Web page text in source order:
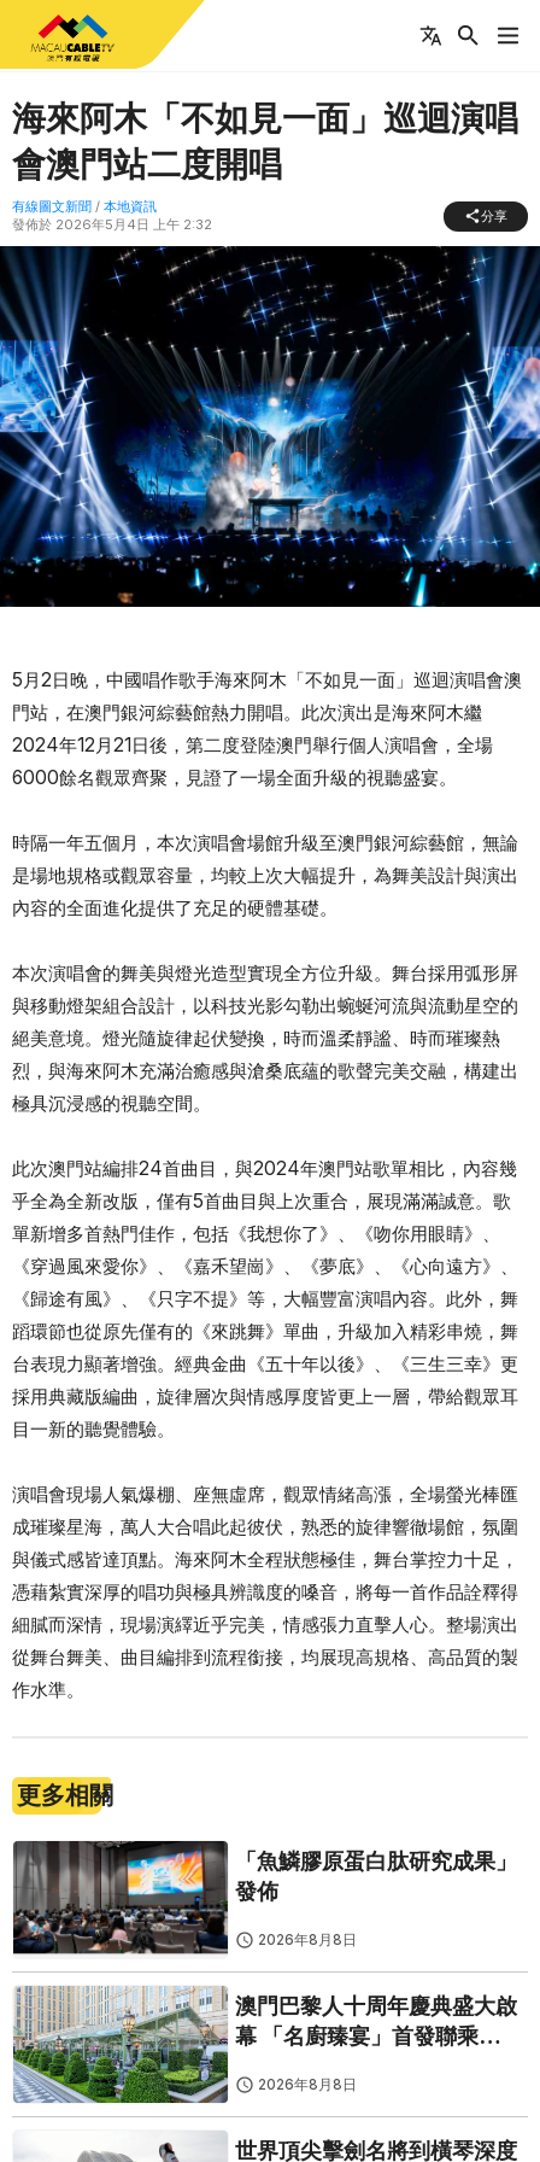
海來阿木「不如見一面」巡迴演唱
會澳門站二度開唱
有線圖文新聞 / 本地資訊
發佈於 2026年5月4日 上午 2:32
分享
5月2日晚，中國唱作歌手海來阿木「不如見一面」巡迴演唱會澳
門站，在澳門銀河綜藝館熱力開唱。此次演出是海來阿木繼
2024年12月21日後，第二度登陸澳門舉行個人演唱會，全場
6000餘名觀眾齊聚，見證了一場全面升級的視聽盛宴。
時隔一年五個月，本次演唱會場館升級至澳門銀河綜藝館，無論
是場地規格或觀眾容量，均較上次大幅提升，為舞美設計與演出
內容的全面進化提供了充足的硬體基礎。
本次演唱會的舞美與燈光造型實現全方位升級。舞台採用弧形屏
與移動燈架組合設計，以科技光影勾勒出蜿蜒河流與流動星空的
絕美意境。燈光隨旋律起伏變換，時而溫柔靜謐、時而璀璨熱
烈，與海來阿木充滿治癒感與滄桑底蘊的歌聲完美交融，構建出
極具沉浸感的視聽空間。
此次澳門站編排24首曲目，與2024年澳門站歌單相比，內容幾
乎全為全新改版，僅有5首曲目與上次重合，展現滿滿誠意。歌
單新增多首熱門佳作，包括《我想你了》、《吻你用眼睛》、
《穿過風來愛你》、《嘉禾望崗》、《夢底》、《心向遠方》、
《歸途有風》、《只字不提》等，大幅豐富演唱內容。此外，舞
蹈環節也從原先僅有的《來跳舞》單曲，升級加入精彩串燒，舞
台表現力顯著增強。經典金曲《五十年以後》、《三生三幸》更
採用典藏版編曲，旋律層次與情感厚度皆更上一層，帶給觀眾耳
目一新的聽覺體驗。
演唱會現場人氣爆棚、座無虛席，觀眾情緒高漲，全場螢光棒匯
成璀璨星海，萬人大合唱此起彼伏，熟悉的旋律響徹場館，氛圍
與儀式感皆達頂點。海來阿木全程狀態極佳，舞台掌控力十足，
憑藉紮實深厚的唱功與極具辨識度的嗓音，將每一首作品詮釋得
細膩而深情，現場演繹近乎完美，情感張力直擊人心。整場演出
從舞台舞美、曲目編排到流程銜接，均展現高規格、高品質的製
作水準。
更多相關
「魚鱗膠原蛋白肽研究成果」
發佈
2026年8月8日
澳門巴黎人十周年慶典盛大啟
幕 「名廚臻宴」首發聯乘
2026年8月8日
世界頂尖擊劍名將到橫琴深度